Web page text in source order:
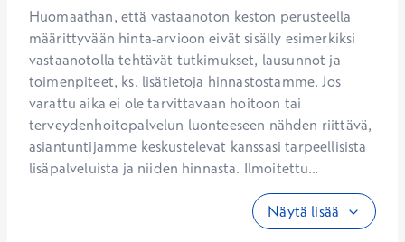
Huomaathan, että vastaanoton keston perusteella
määrittyvään hinta-arvioon eivät sisälly esimerkiksi
vastaanotolla tehtävät tutkimukset, lausunnot ja
toimenpiteet, ks. lisätietoja hinnastostamme. Jos
varattu aika ei ole tarvittavaan hoitoon tai
terveydenhoitopalvelun luonteeseen nähden riittävä,
asiantuntijamme keskustelevat kanssasi tarpeellisista
lisäpalveluista ja niiden hinnasta. Ilmoitettu...
Näytä lisää